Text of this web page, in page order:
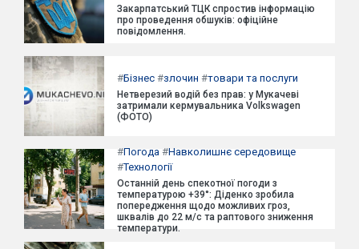
Закарпатський ТЦК спростив інформацію
про проведення обшуків: офіційне
повідомлення.
#Бізнес #злочин #товари та послуги
Нетверезий водій без прав: у Мукачеві
затримали кермувальника Volkswagen
(ФОТО)
#Погода #Навколишнє середовище
#Технології
Останній день спекотної погоди з
температурою +39°: Діденко зробила
попередження щодо можливих гроз,
шквалів до 22 м/с та раптового зниження
температури.